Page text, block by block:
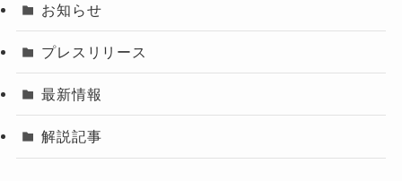
お知らせ
プレスリリース
最新情報
解説記事